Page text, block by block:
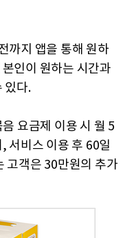
까지 앱을 통해 원하
인이 원하는 시간과
있다.
요금제 이용 시 월 5
서비스 이용 후 60일
고객은 30만원의 추가